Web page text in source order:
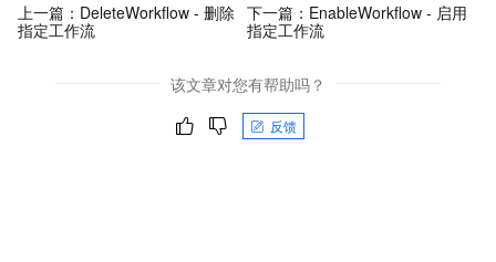
上一篇： DeleteWorkflow - 删除
指定工作流
下一篇： EnableWorkflow - 启用
指定工作流
该文章对您有帮助吗？
反馈